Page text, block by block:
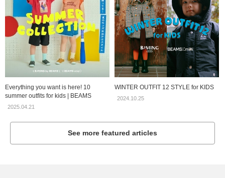
Everything you want is here! 10
summer outfits for kids | BEAMS
2025.04.21
WINTER OUTFIT 12 STYLE for KIDS
2024.10.25
See more featured articles